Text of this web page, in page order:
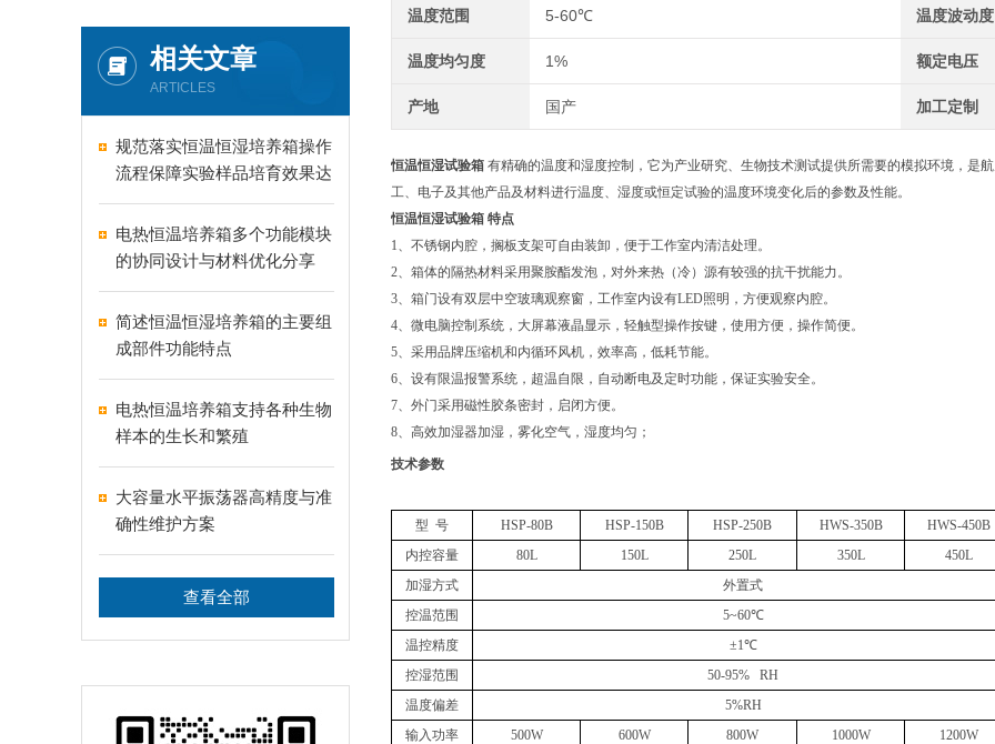
相关文章
ARTICLES
规范落实恒温恒湿培养箱操作
流程保障实验样品培育效果达
标
电热恒温培养箱多个功能模块
的协同设计与材料优化分享
简述恒温恒湿培养箱的主要组
成部件功能特点
电热恒温培养箱支持各种生物
样本的生长和繁殖
大容量水平振荡器高精度与准
确性维护方案
查看全部
温度范围 5-60℃ 温度波动度
温度均匀度 1% 额定电压
产地 国产 加工定制
恒温恒湿试验箱 有精确的温度和湿度控制，它为产业研究、生物技术测试提供所需要的模拟环境，是
工、电子及其他产品及材料进行温度、湿度或恒定试验的温度环境变化后的参数及性能。
恒温恒湿试验箱 特点
1、不锈钢内腔，搁板支架可自由装卸，便于工作室内清洁处理。
2、箱体的隔热材料采用聚胺酯发泡，对外来热（冷）源有较强的抗干扰能力。
3、箱门设有双层中空玻璃观察窗，工作室内设有LED照明，方便观察内腔。
4、微电脑控制系统，大屏幕液晶显示，轻触型操作按键，使用方便，操作简便。
5、采用品牌压缩机和内循环风机，效率高，低耗节能。
6、设有限温报警系统，超温自限，自动断电及定时功能，保证实验安全。
7、外门采用磁性胶条密封，启闭方便。
8、高效加湿器加湿，雾化空气，湿度均匀；
技术参数
型 号 HSP-80B HSP-150B HSP-250B HWS-350B
HWS-450B
内控容量
80L 150L 250L 350L
450L
加湿方式
外置式
控温范围
5~60℃
温控精度
±1℃
控湿范围
50-95% RH
温度偏差
5%RH
输入功率
500W 600W 800W 1000W
1200W